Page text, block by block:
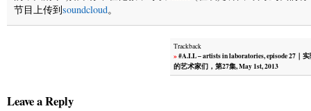
节目上传到soundcloud。
Trackback
»#A.I.L – artists in laboratories, episode 27｜
的艺术家们，第27集, May 1st, 2013
Leave a Reply